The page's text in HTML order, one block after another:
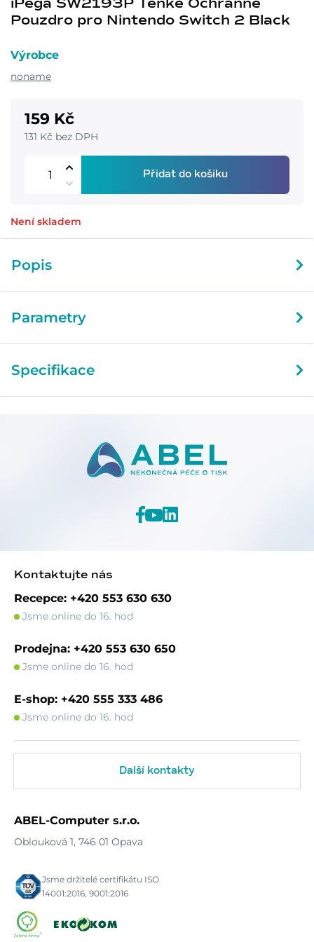
iPega SW2193P Tenké Ochranné
Pouzdro pro Nintendo Switch 2 Black
Výrobce
noname
159 Kč
131 Kč bez DPH
Přidat do košíku
Není skladem
Popis
Parametry
Specifikace
Kontaktujte nás
Recepce: +420 553 630 630
Jsme online do 16. hod
Prodejna: +420 553 630 650
Jsme online do 16. hod
E-shop: +420 555 333 486
Jsme online do 16. hod
Další kontakty
ABEL-Computer s.r.o.
Oblouková 1, 746 01 Opava
Jsme držitelé certifikátu ISO
14001:2016, 9001:2016